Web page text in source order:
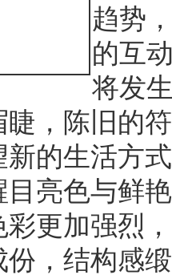
趋势
的互
将发
，陈旧的
新的生活方
目亮色与鲜
彩更加强烈
，结构感